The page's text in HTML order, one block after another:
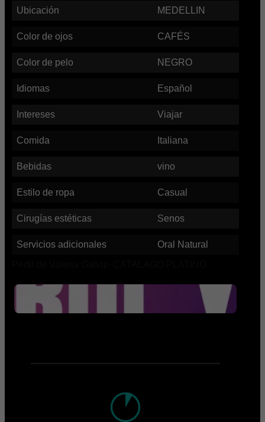
Ubicación MEDELLIN
Color de ojos CAFÉS
Color de pelo NEGRO
Idiomas Español
Intereses Viajar
Comida Italiana
Bebidas vino
Estilo de ropa Casual
Cirugías estéticas Senos
Servicios adicionales Oral Natural